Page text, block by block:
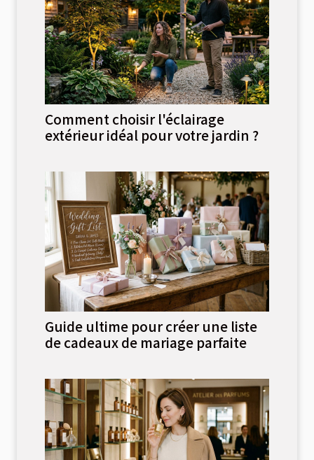
Comment choisir l'éclairage
extérieur idéal pour votre jardin ?
Guide ultime pour créer une liste
de cadeaux de mariage parfaite